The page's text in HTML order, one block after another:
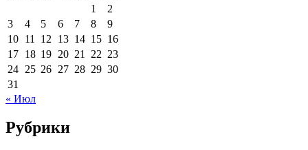
1
2
3
4 5 6 7 8
9
10 11 12 13 14 15 16
17 18 19 20 21 22 23
24 25 26 27 28 29 30
31
« Июл
Рубрики